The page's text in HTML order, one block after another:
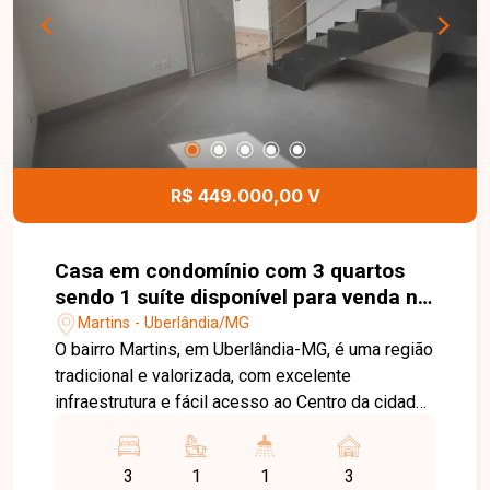
espaços, o imóvel é ideal para quem busca
segurança, sofisticação e funcionalidade. Entre
em contato para mais informações e agende uma
visita para conhecer este excelente imóvel.
R$ 449.000,00 V
Casa em condomínio com 3 quartos
sendo 1 suíte disponível para venda no
bairro Martins em Uberlândia-MG
Martins - Uberlândia/MG
O bairro Martins, em Uberlândia-MG, é uma região
tradicional e valorizada, com excelente
infraestrutura e fácil acesso ao Centro da cidade.
comércios e diversos serviços, oferece
praticidade, conforto e qualidade de vida para
3 1 1 3